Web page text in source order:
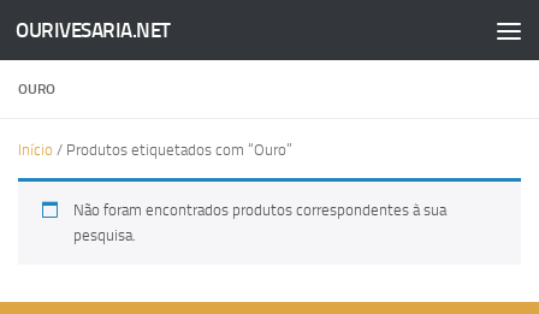
Skip to content
OURIVESARIA.NET
OURO
Início / Produtos etiquetados com “Ouro”
Não foram encontrados produtos correspondentes à sua
pesquisa.